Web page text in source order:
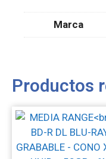
Marca
Productos